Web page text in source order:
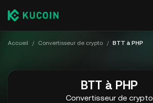
Accueil / Convertisseur de crypto / BTT à PHP
BTT à PHP
Convertisseur de crypto